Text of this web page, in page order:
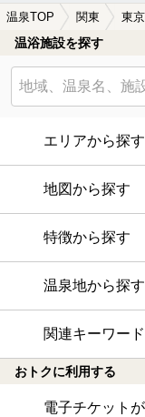
温泉TOP 関東 東
温浴施設を探す
エリアから探す
地図から探す
特徴から探す
温泉地から探す
関連キーワー
おトクに利用する
電子チケット